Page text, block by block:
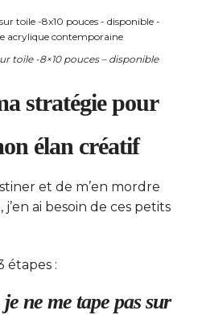
toile -8×10 pouces – disponible
stratégie pour
élan créatif
et de m’en mordre
ai besoin de ces petits
étapes :
ne me tape pas sur